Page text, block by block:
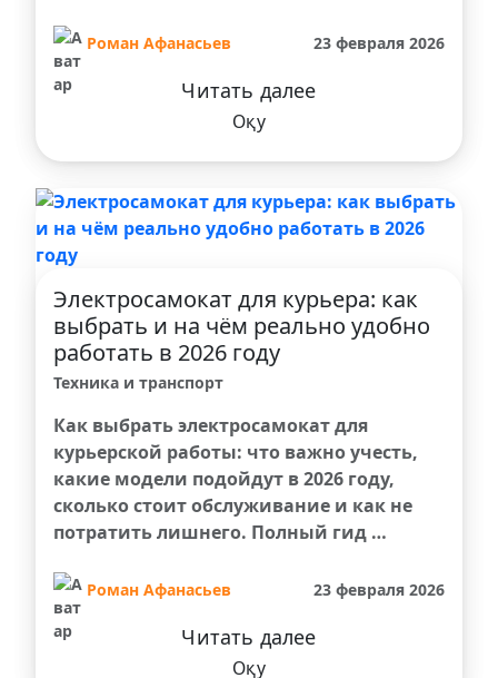
Роман Афанасьев 23 февраля 2026
Читать далее
Оқу
Электросамокат для курьера: как
выбрать и на чём реально удобно
работать в 2026 году
Техника и транспорт
Как выбрать электросамокат для
курьерской работы: что важно учесть,
какие модели подойдут в 2026 году,
сколько стоит обслуживание и как не
потратить лишнего. Полный гид …
Роман Афанасьев 23 февраля 2026
Читать далее
Оқу